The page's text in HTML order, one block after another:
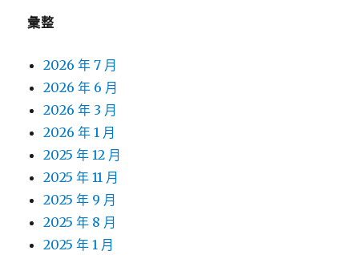
彙整
2026 年 7 月
2026 年 6 月
2026 年 3 月
2026 年 1 月
2025 年 12 月
2025 年 11 月
2025 年 9 月
2025 年 8 月
2025 年 1 月